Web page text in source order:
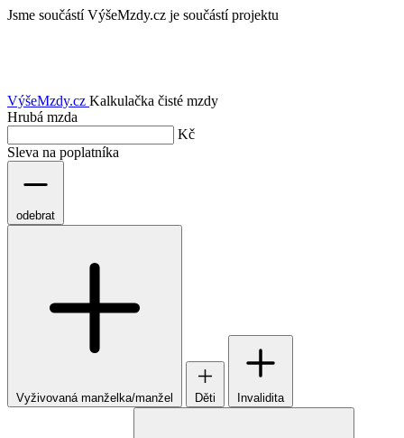
Jsme součástí VýšeMzdy.cz je součástí projektu
VýšeMzdy.cz Kalkulačka čisté mzdy
Hrubá mzda
Kč
Sleva na poplatníka
odebrat
Vyživovaná manželka/manžel Děti Invalidita